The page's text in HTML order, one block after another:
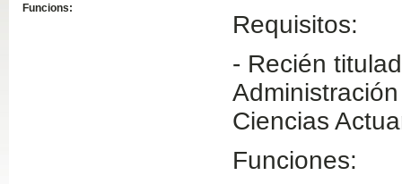
Funcions:
Requisitos:
- Recién
Ciencias
Funciones: